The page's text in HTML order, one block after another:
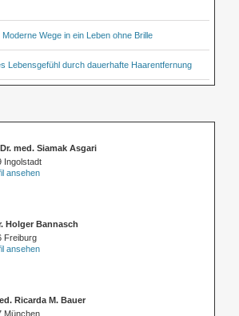
Wege in ein Leben ohne Brille
Lebensgefühl durch dauerhafte Haarentfernung
med. Siamak Asgari
Ingolstadt
ansehen
Holger Bannasch
Freiburg
ansehen
Ricarda M. Bauer
München